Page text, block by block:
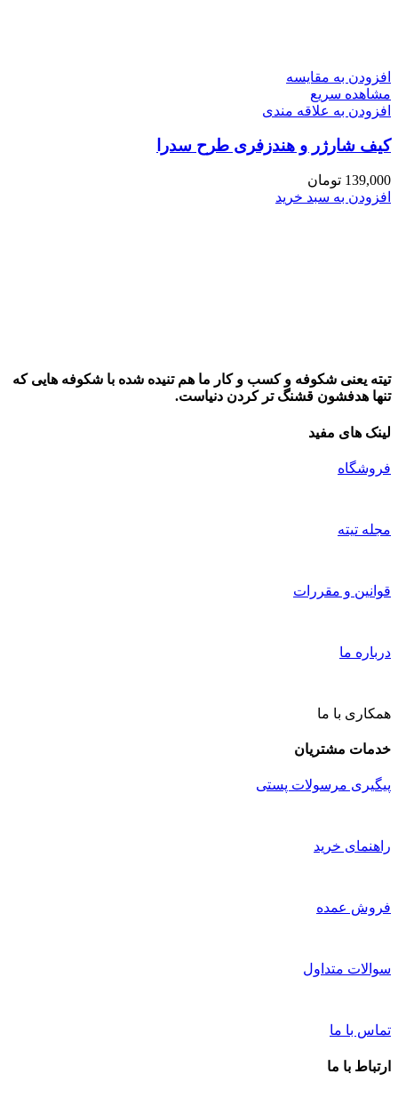
افزودن به مقایسه
مشاهده سریع
افزودن به علاقه مندی
کیف شارژر و هندزفری طرح سدرا
139,000 تومان
افزودن به سبد خرید
تیته یعنی شکوفه و کسب و کار ما هم تنیده شده با شکوفه هایی که
تنها هدفشون قشنگ تر کردن دنیاست.
لینک های مفید
فروشگاه
مجله تیته
قوانین و مقررات
درباره ما
همکاری با ما
خدمات مشتریان
پیگیری مرسولات پستی
راهنمای خرید
فروش عمده
سوالات متداول
تماس با ما
ارتباط با ما